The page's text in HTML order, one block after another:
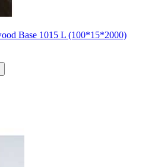
Base 1015 L (100*15*2000)